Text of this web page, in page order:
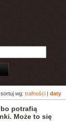
sortuj wg: trafności daty
potrafią
Może to się